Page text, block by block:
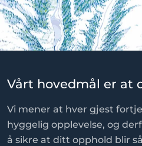
Vårt hovedmål er at
Vi mener at hver gjest
hyggelig opplevelse, og
å sikre at ditt opphold blir